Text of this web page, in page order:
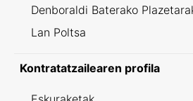
Denboraldi Baterako
Lan Poltsa
Kontratatzailearen profila